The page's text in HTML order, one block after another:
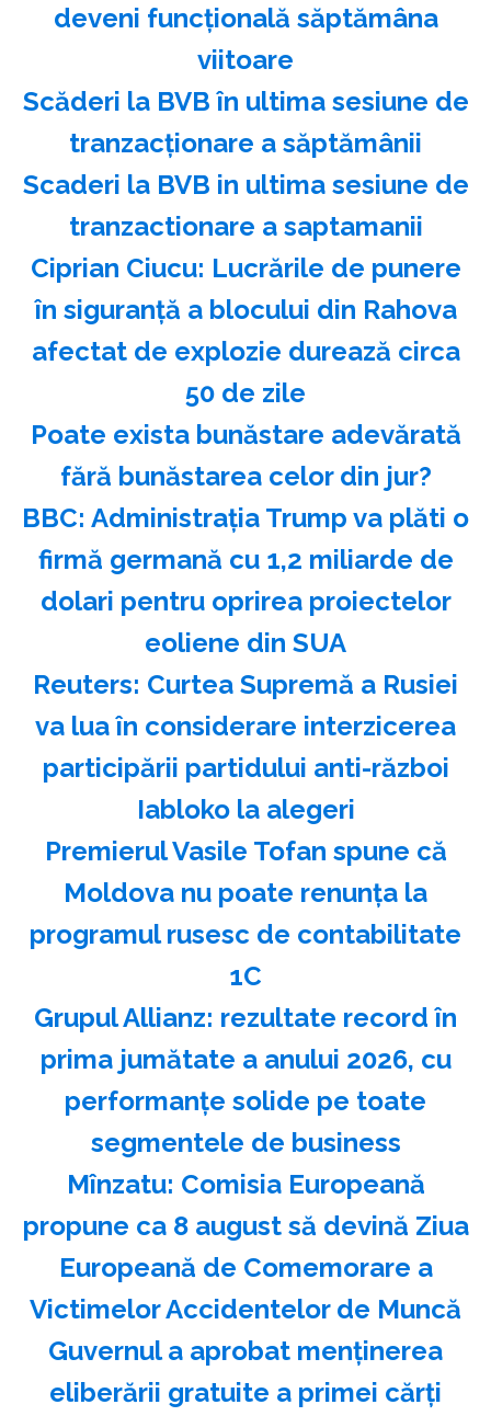
deveni funcţională săptămâna
viitoare
Scăderi la BVB în ultima sesiune de
tranzacţionare a săptămânii
Scaderi la BVB in ultima sesiune de
tranzactionare a saptamanii
Ciprian Ciucu: Lucrările de punere
în siguranţă a blocului din Rahova
afectat de explozie durează circa
50 de zile
Poate exista bunăstare adevărată
fără bunăstarea celor din jur?
BBC: Administraţia Trump va plăti o
firmă germană cu 1,2 miliarde de
dolari pentru oprirea proiectelor
eoliene din SUA
Reuters: Curtea Supremă a Rusiei
va lua în considerare interzicerea
participării partidului anti-război
Iabloko la alegeri
Premierul Vasile Tofan spune că
Moldova nu poate renunţa la
programul rusesc de contabilitate
1C
Grupul Allianz: rezultate record în
prima jumătate a anului 2026, cu
performanțe solide pe toate
segmentele de business
Mînzatu: Comisia Europeană
propune ca 8 august să devină Ziua
Europeană de Comemorare a
Victimelor Accidentelor de Muncă
Guvernul a aprobat menţinerea
eliberării gratuite a primei cărţi